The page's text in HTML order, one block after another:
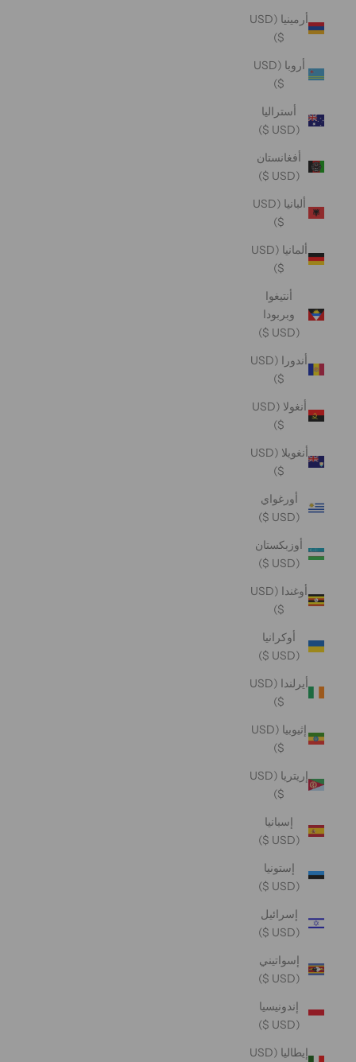
أرمينيا (USD
$)
أروبا (USD
$)
أستراليا
(USD $)
أفغانستان
(USD $)
ألبانيا (USD
$)
ألمانيا (USD
$)
أنتيغوا
وبربودا
(USD $)
أندورا (USD
$)
أنغولا (USD
$)
أنغويلا (USD
$)
أورغواي
(USD $)
أوزبكستان
(USD $)
أوغندا (USD
$)
أوكرانيا
(USD $)
أيرلندا (USD
$)
إثيوبيا (USD
$)
إريتريا (USD
$)
إسبانيا
(USD $)
إستونيا
(USD $)
إسرائيل
(USD $)
إسواتيني
(USD $)
إندونيسيا
(USD $)
إيطاليا (USD